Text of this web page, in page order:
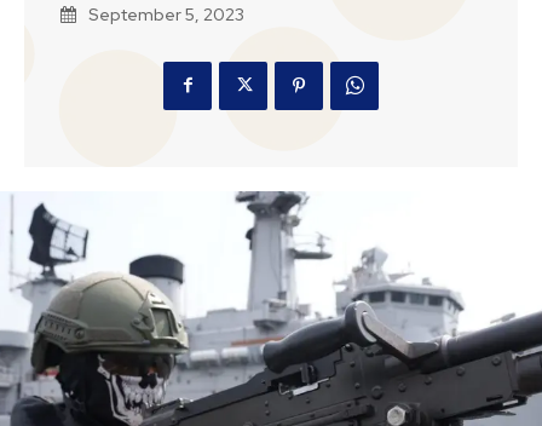
September 5, 2023